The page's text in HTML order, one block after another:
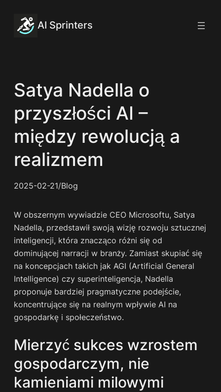
treści
AI Sprinters
Satya Nadella o
przyszłości AI –
między rewolucją a
realizmem
2025-02-21/Blog
W obszernym wywiadzie CEO Microsoftu, Satya
Nadella, przedstawił swoją wizję rozwoju sztucznej
inteligencji, która znacząco różni się od
dominującej narracji w branży. Zamiast skupiać się
na koncepcjach takich jak AGI (Artificial General
Intelligence) czy superinteligencja, Nadella
proponuje bardziej pragmatyczne podejście,
koncentrujące się na realnym wpływie AI na
gospodarkę i społeczeństwo.
Mierzyć sukces wzrostem
gospodarczym, nie
kamieniami milowymi